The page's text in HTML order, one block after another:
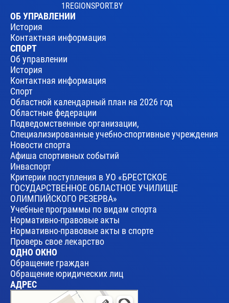
1REGIONSPORT.BY
ОБ УПРАВЛЕНИИ
История
Контактная информация
СПОРТ
Об управлении
История
Контактная информация
Спорт
Областной календарный план на 2026 год
Областные федерации
Подведомственные организации,
Специализированные учебно-спортивные учреждения
Новости спорта
Афиша спортивных событий
Инваспорт
Критерии поступления в УО «БРЕСТСКОЕ
ГОСУДАРСТВЕННОЕ ОБЛАСТНОЕ УЧИЛИЩЕ
ОЛИМПИЙСКОГО РЕЗЕРВА»
Учебные программы по видам спорта
Нормативно-правовые акты
Нормативно-правовые акты в спорте
Проверь свое лекарство
ОДНО ОКНО
Обращение граждан
Обращение юридических лиц
АДРЕС
Брест
Улица Леваневского, 17 — Яндекс Карты